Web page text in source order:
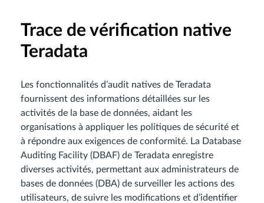
Trace de vérification native
Teradata
Les fonctionnalités d’audit natives de Teradata
fournissent des informations détaillées sur les
activités de la base de données, aidant les
organisations à appliquer les politiques de sécurité et
à répondre aux exigences de conformité. La Database
Auditing Facility (DBAF) de Teradata enregistre
diverses activités, permettant aux administrateurs de
bases de données (DBA) de surveiller les actions des
utilisateurs, de suivre les modifications et d’identifier